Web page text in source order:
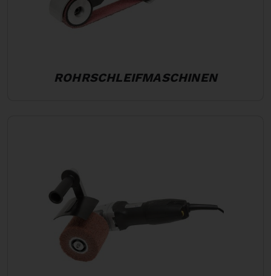
ROHRSCHLEIFMASCHINEN